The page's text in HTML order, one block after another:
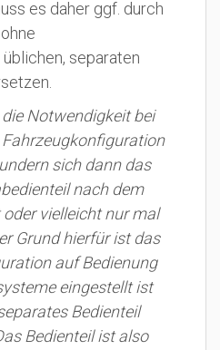
es daher ggf. durch
separaten
die Notwendigkeit bei
sich dann das
nach dem
vielleicht nur mal
Grund hierfür ist das
auf Bedienung
eingestellt ist
Bedienteil
Bedienteil ist also